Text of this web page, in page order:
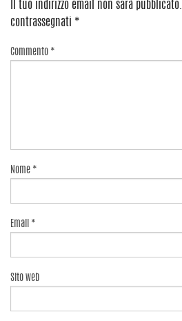
Il tuo indirizzo email non sarà pubblicato.
contrassegnati *
Commento *
Nome *
Email *
Sito web